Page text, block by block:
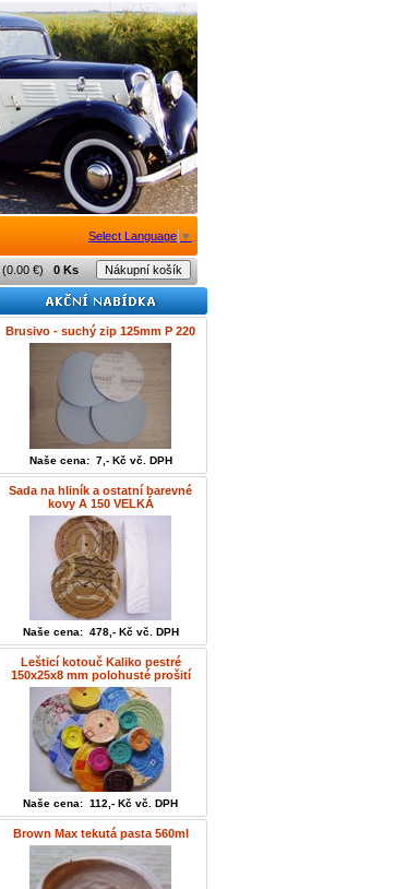
Select Language ▼
(0.00 €) 0 Ks
Brusivo - suchý zip 125mm P 220
Naše cena: 7,- Kč vč. DPH
Sada na hliník a ostatní barevné
kovy A 150 VELKÁ
Naše cena: 478,- Kč vč. DPH
Lešticí kotouč Kaliko pestré
150x25x8 mm polohusté prošití
Naše cena: 112,- Kč vč. DPH
Brown Max tekutá pasta 560ml